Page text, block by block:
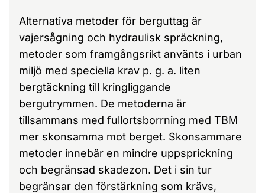
Alternativa metoder för berguttag är
vajersågning och hydraulisk spräckning,
metoder som framgångsrikt använts i urban
miljö med speciella krav p. g. a. liten
bergtäckning till kringliggande
bergutrymmen. De metoderna är
tillsammans med fullortsborrning med TBM
mer skonsamma mot berget. Skonsammare
metoder innebär en mindre uppsprickning
och begränsad skadezon. Det i sin tur
begränsar den förstärkning som krävs,